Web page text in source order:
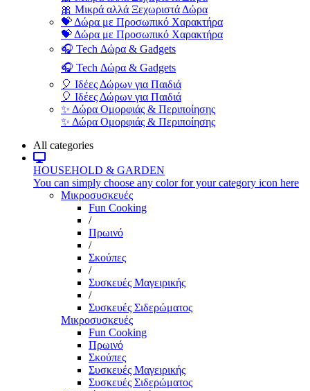
🎀 Μικρά αλλά Ξεχωριστά Δώρα
💝 Δώρα με Προσωπικό Χαρακτήρα
💝 Δώρα με Προσωπικό Χαρακτήρα
🎧 Tech Δώρα & Gadgets
🎧 Tech Δώρα & Gadgets
🎈 Ιδέες Δώρων για Παιδιά
🎈 Ιδέες Δώρων για Παιδιά
✨ Δώρα Ομορφιάς & Περιποίησης
✨ Δώρα Ομορφιάς & Περιποίησης
All categories
HOUSEHOLD & GARDEN
You can simply choose any color for your category icon here
Μικροσυσκευές
Fun Cooking
/
Πρωινό
/
Σκούπες
/
Συσκευές Μαγειρικής
/
Συσκευές Σιδερώματος
Μικροσυσκευές
Fun Cooking
Πρωινό
Σκούπες
Συσκευές Μαγειρικής
Συσκευές Σιδερώματος